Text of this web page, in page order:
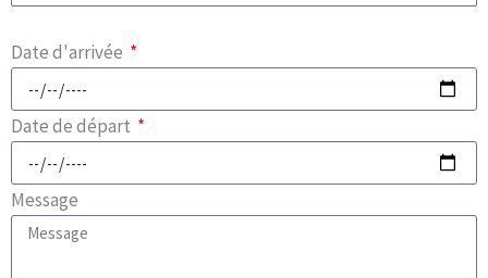
Date d'arrivée
Date de départ
Message